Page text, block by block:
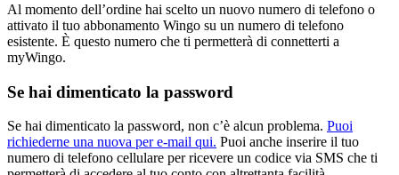
Al momento dell’ordine hai scelto un nuovo numero di telefono o
attivato il tuo abbonamento Wingo su un numero di telefono
esistente. È questo numero che ti permetterà di connetterti a
myWingo.
Se hai dimenticato la password
Se hai dimenticato la password, non c’è alcun problema. Puoi
richiederne una nuova per e-mail qui. Puoi anche inserire il tuo
numero di telefono cellulare per ricevere un codice via SMS che ti